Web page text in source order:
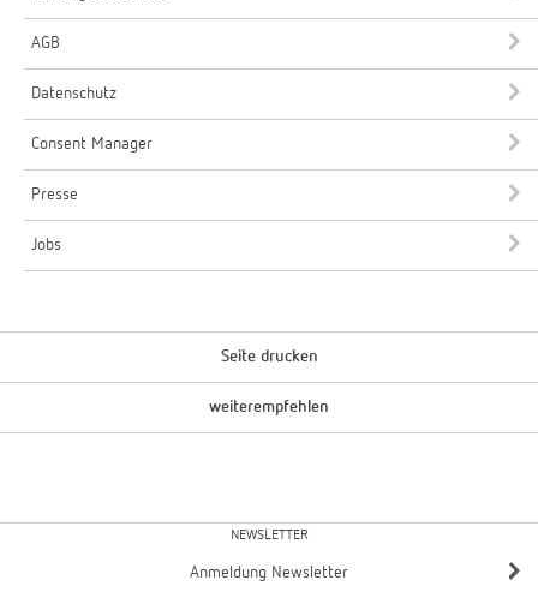
AGB
Datenschutz
Consent Manager
Presse
Jobs
Seite drucken
weiterempfehlen
NEWSLETTER
Anmeldung Newsletter